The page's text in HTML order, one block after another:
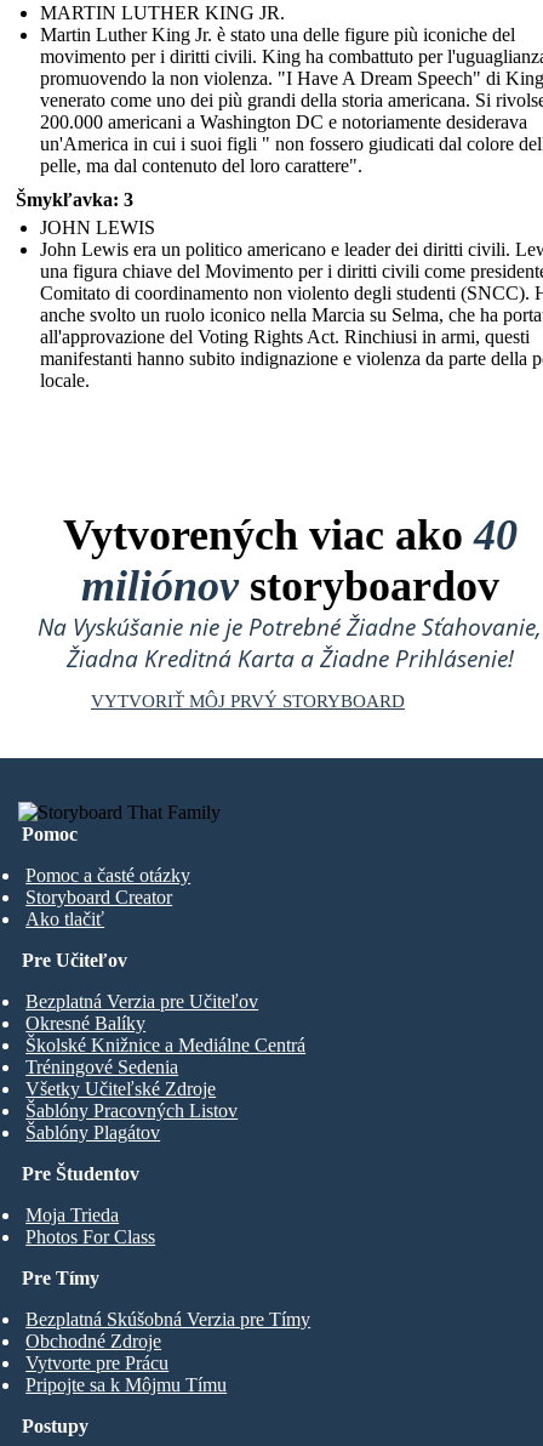
MARTIN LUTHER KING JR.
Martin Luther King Jr. è stato una delle figure più iconiche del
movimento per i diritti civili. King ha combattuto per
promuovendo la non violenza. "I Have A Dream Speech" di
venerato come uno dei più grandi della storia americana. Si
200.000 americani a Washington DC e notoriamente desiderava
un'America in cui i suoi figli " non fossero giudicati dal colore
pelle, ma dal contenuto del loro carattere".
Šmykľavka: 3
JOHN LEWIS
John Lewis era un politico americano e leader dei diritti civili.
una figura chiave del Movimento per i diritti civili come
Comitato di coordinamento non violento degli studenti (SNCC).
anche svolto un ruolo iconico nella Marcia su Selma, che ha
all'approvazione del Voting Rights Act. Rinchiusi in armi, questi
manifestanti hanno subito indignazione e violenza da parte della
locale.
Vytvorených viac ako40
miliónovstoryboardov
Na Vyskúšanie nie je Potrebné Žiadne Sťahovanie,
Žiadna Kreditná Karta a Žiadne Prihlásenie!
VYTVORIŤ MÔJ PRVÝ STORYBOARD
Pomoc
Pomoc a časté otázky
Storyboard Creator
Ako tlačiť
Pre Študentov
Moja Trieda
Photos For Class
Pre Učiteľov
Bezplatná Verzia pre Učiteľov
Okresné Balíky
Školské Knižnice a Mediálne Centrá
Tréningové Sedenia
Všetky Učiteľské Zdroje
Šablóny Pracovných Listov
Šablóny Plagátov
Pre Tímy
Bezplatná Skúšobná Verzia pre Tímy
Obchodné Zdroje
Vytvorte pre Prácu
Pripojte sa k Môjmu Tímu
Postupy